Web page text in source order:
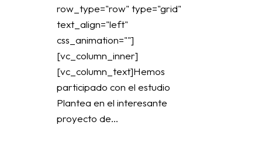
row_type="row" type="grid"
text_align="left"
css_animation=""]
[vc_column_inner]
[vc_column_text]Hemos
participado con el estudio
Plantea en el interesante
proyecto de...